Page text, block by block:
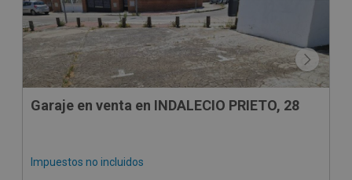
Garaje en venta en INDALECIO PRIETO, 28
Impuestos no incluidos